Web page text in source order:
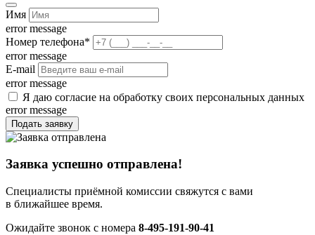
Имя
error message
Номер телефона*
error message
E-mail
error message
Я даю согласие на обработку своих персональных данных
error message
Подать заявку
Заявка успешно отправлена!
Специалисты приёмной комиссии свяжутся с вами
в ближайшее время.
Ожидайте звонок с номера 8-495-191-90-41